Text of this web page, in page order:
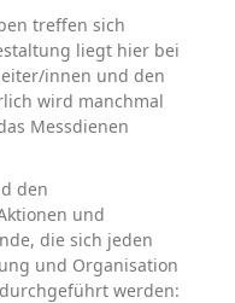
treffen sich
liegt hier bei
innen und den
wird manchmal
Messdienen
den
und
die sich jeden
und Organisation
werden: